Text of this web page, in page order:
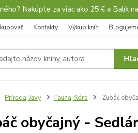
Nakúpte za viac ako 25 € a Balík
Kontakty Výkup kníh
Príroda, Javy Fauna, flóra Zubáč
obyčajný -